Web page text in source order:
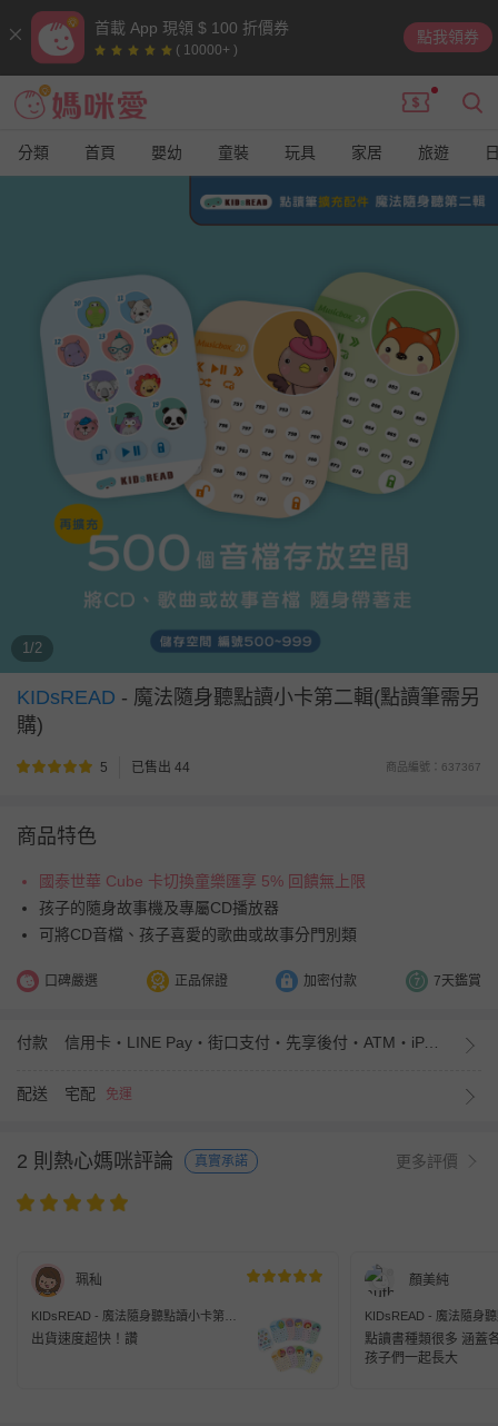
首載 App 現領 $ 100 折價券
( 10000+ )
點我領券
分類 首頁 嬰幼 童裝 玩具 家居 旅遊
1/2
KIDsREAD - 魔法隨身聽點讀小卡第二輯(點讀筆需另
購)
5 已售出 44 商品編號：637367
商品特色
國泰世華 Cube 卡切換童樂匯享 5% 回饋無上限
孩子的隨身故事機及專屬CD播放器
可將CD音檔、孩子喜愛的歌曲或故事分門別類
口碑嚴選 正品保證 加密付款 7天鑑賞
付款 信用卡・LINE Pay・街口支付・先享後付・ATM・iPASS MONEY
配送 宅配 免運
2 則熱心媽咪評論 真實承諾 更多評價
珮秈
KIDsREAD - 魔法隨身聽點讀小卡第二
輯(點讀筆需另購)
出貨速度超快！讚
顏美純
KIDsREAD - 魔法隨身
輯(點讀筆需另購)
點讀書種類很多 涵蓋
孩子們一起長大